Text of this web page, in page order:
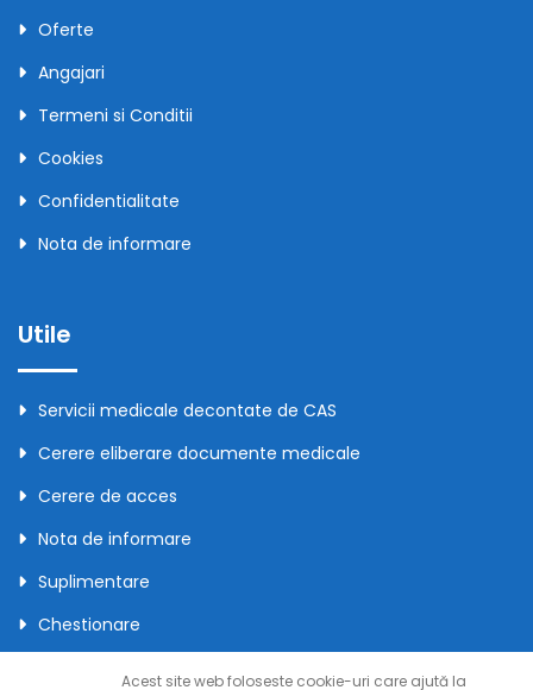
Acest site web foloseste cookie-uri care ajută la
Oferte
Angajari
Termeni si Conditii
Cookies
Confidentialitate
Nota de informare
Utile
Servicii medicale decontate de CAS
Cerere eliberare documente medicale
Cerere de acces
Nota de informare
Suplimentare
Chestionare